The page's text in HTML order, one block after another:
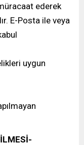
ederek
E-Posta ile veya
uygun